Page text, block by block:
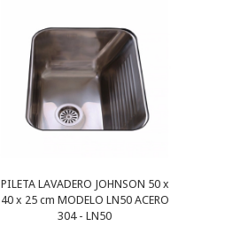
PILETA LAVADERO JOHNSON 50 x
40 x 25 cm MODELO LN50 ACERO
304 - LN50